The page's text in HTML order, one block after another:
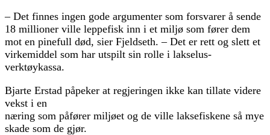
– Det finnes ingen gode argumenter som forsvarer å sende
18 millioner ville leppefisk inn i et miljø som fører dem
mot en pinefull død, sier Fjeldseth. – Det er rett og slett et
virkemiddel som har utspilt sin rolle i lakselus-
verktøykassa.
Bjarte Erstad påpeker at regjeringen ikke kan tillate videre
vekst i en
næring som påfører miljøet og de ville laksefiskene så mye
skade som de gjør.